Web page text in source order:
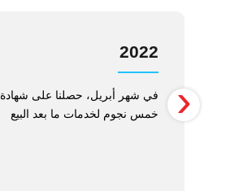
2022
في شهر أبريل، حصلنا على شهادة
خمس نجوم لخدمات ما بعد البيع
›